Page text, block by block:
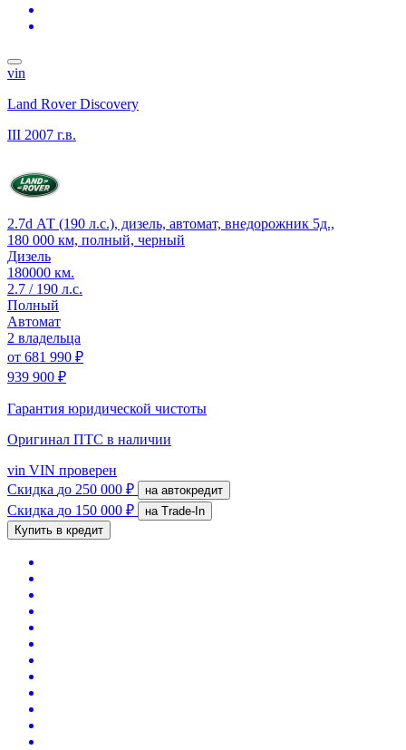
vin
Land Rover Discovery
III 2007 г.в.
2.7d АТ (190 л.с.), дизель, автомат, внедорожник 5д.,
180 000 км, полный, черный
Дизель
180000 км.
2.7 / 190 л.с.
Полный
Автомат
2 владельца
от 681 990 ₽
939 900 ₽
Гарантия юридической чистоты
Оригинал ПТС в наличии
vin VIN проверен
Скидка до 250 000 ₽ на автокредит
Скидка до 150 000 ₽
на Trade-In
Купить в кредит